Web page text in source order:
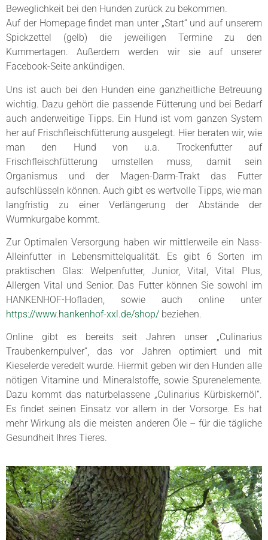
Beweglichkeit bei den Hunden zurück zu bekommen.
Auf der Homepage findet man unter „Start“ und auf unserem
Spickzettel (gelb) die jeweiligen Termine zu den
Kummertagen. Außerdem werden wir sie auf unserer
Facebook-Seite ankündigen.
Uns ist auch bei den Hunden eine ganzheitliche Betreuung
wichtig. Dazu gehört die passende Fütterung und bei Bedarf
auch anderweitige Tipps. Ein Hund ist vom ganzen System
her auf Frischfleischfütterung ausgelegt. Hier beraten wir, wie
man den Hund von u.a. Trockenfutter auf
Frischfleischfütterung umstellen muss, damit sein
Organismus und der Magen-Darm-Trakt das Futter
aufschlüsseln können. Auch gibt es wertvolle Tipps, wie man
langfristig zu einer Verlängerung der Abstände der
Wurmkurgabe kommt.
Zur Optimalen Versorgung haben wir mittlerweile ein Nass-
Alleinfutter in Lebensmittelqualität. Es gibt 6 Sorten im
praktischen Glas: Welpenfutter, Junior, Vital, Vital Plus,
Allergen Vital und Senior. Das Futter können Sie sowohl im
HANKENHOF-Hofladen, sowie auch online unter
https://www.hankenhof-xxl.de/shop/ beziehen.
Online gibt es bereits seit Jahren unser „Culinarius
Traubenkernpulver“, das vor Jahren optimiert und mit
Kieselerde veredelt wurde. Hiermit geben wir den Hunden alle
nötigen Vitamine und Mineralstoffe, sowie Spurenelemente.
Dazu kommt das naturbelassene „Culinarius Kürbiskernöl“.
Es findet seinen Einsatz vor allem in der Vorsorge. Es hat
mehr Wirkung als die meisten anderen Öle – für die tägliche
Gesundheit Ihres Tieres.